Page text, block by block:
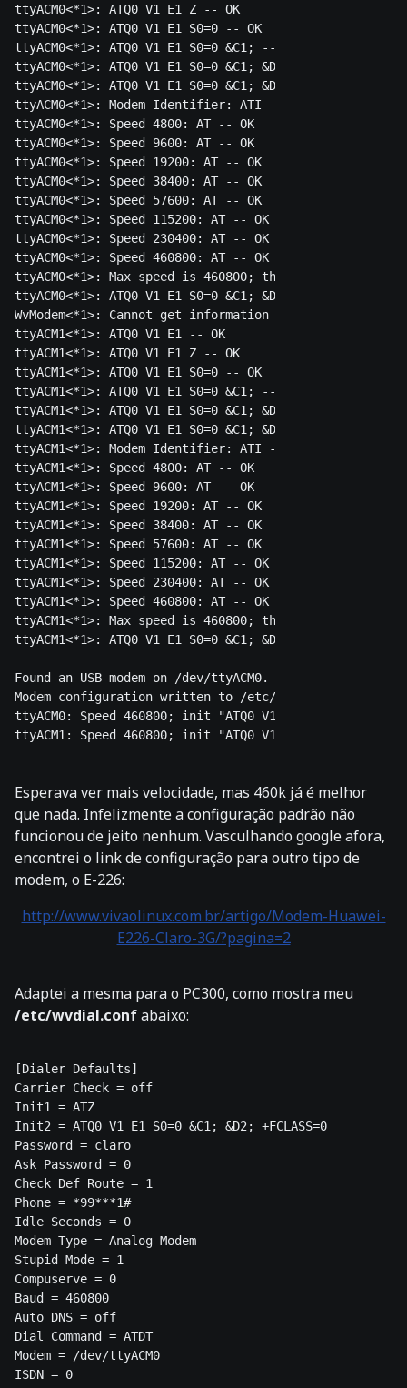
ttyACM0<*1>: ATQ0 V1 E1 Z -- OK
ttyACM0<*1>: ATQ0 V1 E1 S0=0 -- OK
ttyACM0<*1>: ATQ0 V1 E1 S0=0 &C1; -- OK
ttyACM0<*1>: ATQ0 V1 E1 S0=0 &C1; &D2; -- OK
ttyACM0<*1>: ATQ0 V1 E1 S0=0 &C1; &D2; +FCLASS=0 -- OK
ttyACM0<*1>: Modem Identifier: ATI -- PC300
ttyACM0<*1>: Speed 4800: AT -- OK
ttyACM0<*1>: Speed 9600: AT -- OK
ttyACM0<*1>: Speed 19200: AT -- OK
ttyACM0<*1>: Speed 38400: AT -- OK
ttyACM0<*1>: Speed 57600: AT -- OK
ttyACM0<*1>: Speed 115200: AT -- OK
ttyACM0<*1>: Speed 230400: AT -- OK
ttyACM0<*1>: Speed 460800: AT -- OK
ttyACM0<*1>: Max speed is 460800; that should be safe.
ttyACM0<*1>: ATQ0 V1 E1 S0=0 &C1; &D2; +FCLASS=0 -- OK
WvModem<*1>: Cannot get information for serial port.
ttyACM1<*1>: ATQ0 V1 E1 -- OK
ttyACM1<*1>: ATQ0 V1 E1 Z -- OK
ttyACM1<*1>: ATQ0 V1 E1 S0=0 -- OK
ttyACM1<*1>: ATQ0 V1 E1 S0=0 &C1; -- OK
ttyACM1<*1>: ATQ0 V1 E1 S0=0 &C1; &D2; -- OK
ttyACM1<*1>: ATQ0 V1 E1 S0=0 &C1; &D2; +FCLASS=0 -- OK
ttyACM1<*1>: Modem Identifier: ATI -- PC300
ttyACM1<*1>: Speed 4800: AT -- OK
ttyACM1<*1>: Speed 9600: AT -- OK
ttyACM1<*1>: Speed 19200: AT -- OK
ttyACM1<*1>: Speed 38400: AT -- OK
ttyACM1<*1>: Speed 57600: AT -- OK
ttyACM1<*1>: Speed 115200: AT -- OK
ttyACM1<*1>: Speed 230400: AT -- OK
ttyACM1<*1>: Speed 460800: AT -- OK
ttyACM1<*1>: Max speed is 460800; that should be safe.
ttyACM1<*1>: ATQ0 V1 E1 S0=0 &C1; &D2; +FCLASS=0 -- OK
Found an USB modem on /dev/ttyACM0.
Modem configuration written to /etc/wvdial.conf.
ttyACM0: Speed 460800; init "ATQ0 V1 E1 S0=0 &C1; &D2;
Esperava ver mais velocidade, mas 460k já é melhor
que nada. Infelizmente a configuração padrão não
funcionou de jeito nenhum. Vasculhando google afora,
encontrei o link de configuração para outro tipo de
modem, o E-226:
http://www.vivaolinux.com.br/artigo/Modem-Huawei-
E226-Claro-3G/?pagina=2
Adaptei a mesma para o PC300, como mostra meu
/etc/wvdial.confabaixo:
[Dialer Defaults]
Carrier Check = off
Init1 = ATZ
Init2 = ATQ0 V1 E1 S0=0 &C1; &D2; +FCLASS=0
Password = claro
Ask Password = 0
Check Def Route = 1
Phone = *99***1#
Idle Seconds = 0
Modem Type = Analog Modem
Stupid Mode = 1
Compuserve = 0
Baud = 460800
Auto DNS = off
Dial Command = ATDT
Modem = /dev/ttyACM0
ISDN = 0